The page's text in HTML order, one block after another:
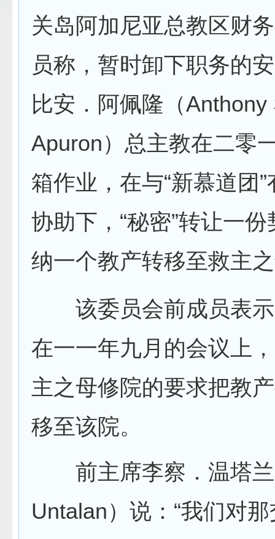
关岛阿加尼亚总教区财
员称，暂时卸下职务的
比安．阿佩隆（Anthony
Apuron）总主教在二零
箱作业，在与“新慕道团
协助下，“秘密”转让一
纳一个教产转移至救主
该委员会前成员表示
在一一年九月的会议上
主之母修院的要求把教
移至该院。
前主席李察．温塔兰
Untalan）说：“我们对